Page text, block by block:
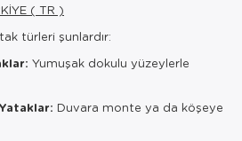
( TR )
türleri şunlardır:
Yumuşak dokulu yüzeylerle
Duvara monte ya da köşeye